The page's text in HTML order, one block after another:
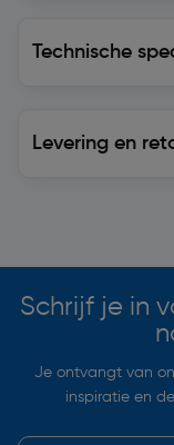
Technische
Levering en
Schrijf je in
Je ontvangt van
inspiratie en